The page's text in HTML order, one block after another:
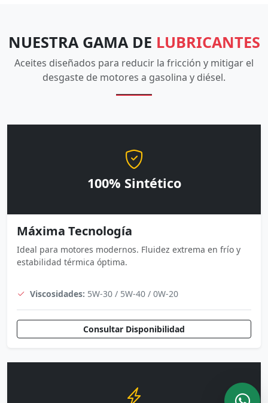
NUESTRA GAMA DE LUBRICANTES
Aceites diseñados para reducir la fricción y mitigar el
desgaste de motores a gasolina y diésel.
100% Sintético
Máxima Tecnología
Ideal para motores modernos. Fluidez extrema en frío y
estabilidad térmica óptima.
Viscosidades: 5W-30 / 5W-40 / 0W-20
Consultar Disponibilidad